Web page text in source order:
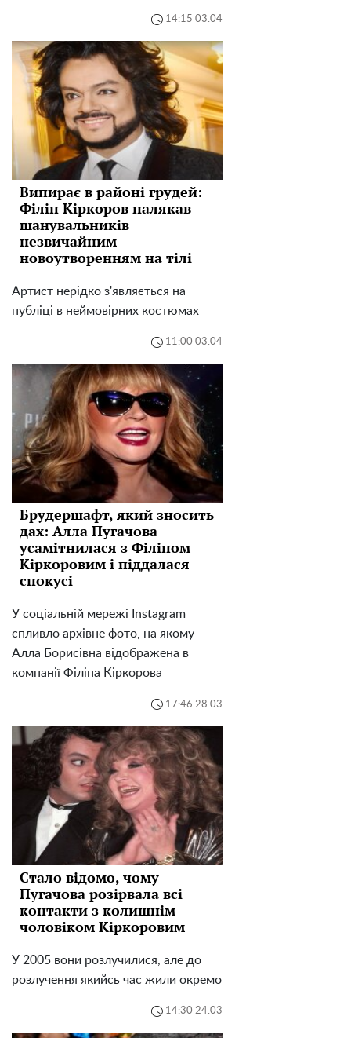
14:15 03.04
Випирає в районі грудей:
Філіп Кіркоров налякав
шанувальників
незвичайним
новоутворенням на тілі
Артист нерідко з'являється на
публіці в неймовірних костюмах
11:00 03.04
Брудершафт, який зносить
дах: Алла Пугачова
усамітнилася з Філіпом
Кіркоровим і піддалася
спокусі
У соціальній мережі Instagram
спливло архівне фото, на якому
Алла Борисівна відображена в
компанії Філіпа Кіркорова
17:46 28.03
Стало відомо, чому
Пугачова розірвала всі
контакти з колишнім
чоловіком Кіркоровим
У 2005 вони розлучилися, але до
розлучення якийсь час жили окремо
14:30 24.03